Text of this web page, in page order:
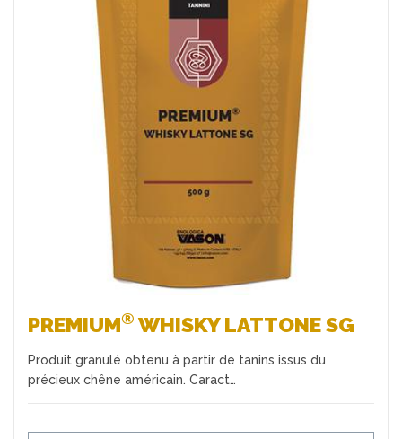
PREMIUM® WHISKY LATTONE SG
Produit granulé obtenu à partir de tanins issus du
précieux chêne américain. Caract…